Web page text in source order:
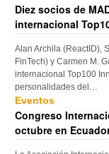
Diez socios de
internacional
Alan Archila (ReactID),
FinTech) y Carmen M.
internacional Top100
personalidades del…
Eventos
Congreso
octubre en